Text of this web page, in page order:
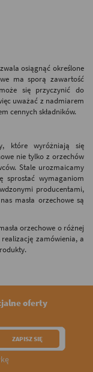
osiągnąć określone
ma sporą zawartość
się przyczynić do
uważać z nadmiarem
cennych składników.
które wyróżniają się
nie tylko z orzechów
Stale urozmaicamy
sprostać wymaganiom
producentami,
masła orzechowesą
orzechowe o różnej
zamówienia, a
oferty